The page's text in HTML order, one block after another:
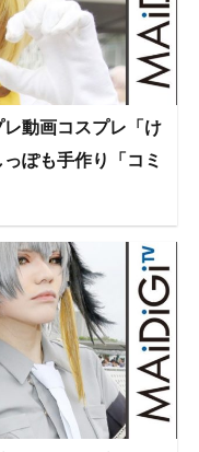
レ動画コスプレ「け
ぽも手作り「コミ